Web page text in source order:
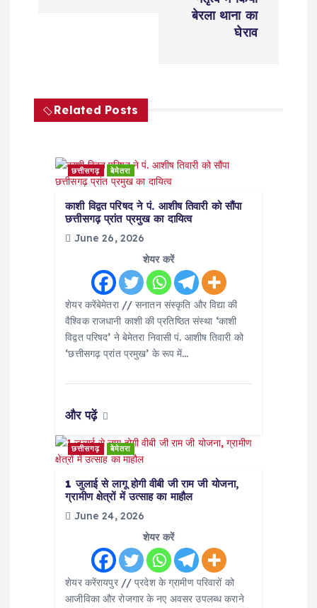
बेरला थाना का
घेराव
Related Posts
छत्तीसगढ़ बेमेतरा
काशी विद्वत परिषद ने पं. आशीष तिवारी को सौंपा
छत्तीसगढ़ प्रांत प्रमुख का दायित्व
June 26, 2026
शेयर करें
शेयर करें​बेमेतरा // सनातन संस्कृति और विद्या की
वैश्विक राजधानी काशी की प्रतिष्ठित संस्था ‘काशी
विद्वत परिषद’ ने बेमेतरा निवासी पं. आशीष तिवारी को
‘छत्तीसगढ़ प्रांत प्रमुख’ के रूप में…
और पढ़ें
छत्तीसगढ़ बेमेतरा
1 जुलाई से लागू होगी वीबी जी राम जी योजना,
ग्रामीण क्षेत्रों में उत्साह का माहौल
June 24, 2026
शेयर करें
शेयर करेंरायपुर // प्रदेश के ग्रामीण परिवारों को
आजीविका और रोजगार के नए अवसर उपलब्ध कराने